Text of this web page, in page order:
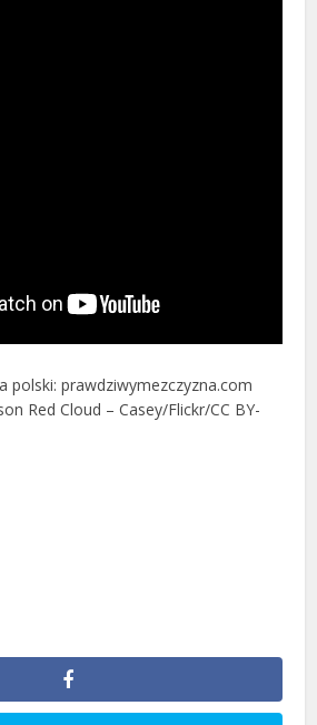
polski: prawdziwymezczyzna.com
Red Cloud – Casey/Flickr/CC BY-